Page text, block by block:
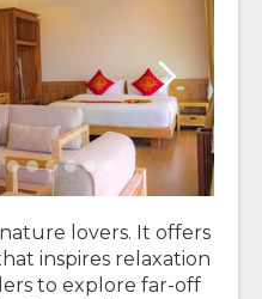
lovers. It offers
inspires relaxation
to explore far-off